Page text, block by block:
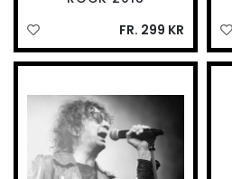
FR. 299 KR